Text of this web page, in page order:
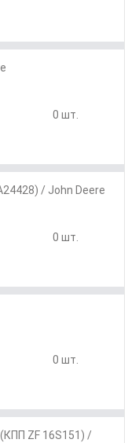
0 шт.
/ John Deere
0 шт.
0 шт.
ZF 16S151) /